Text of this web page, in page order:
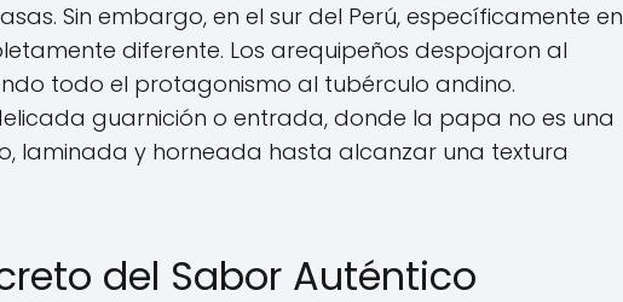
Sin embargo, en el sur del Perú, específicamente en
diferente. Los arequipeños despojaron al
todo el protagonismo al tubérculo andino.
guarnición o entrada, donde la papa no es una
laminada y horneada hasta alcanzar una textura
del Sabor Auténtico